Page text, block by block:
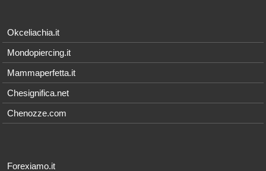
Okceliachia.it
Mondopiercing.it
Mammaperfetta.it
Chesignifica.net
Chenozze.com
Forexiamo.it